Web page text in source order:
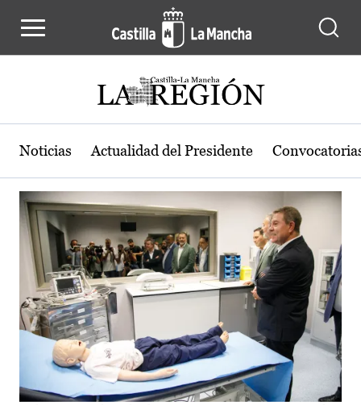
Actualidad de la región de Castilla-
Noticias Actualidad del Presidente